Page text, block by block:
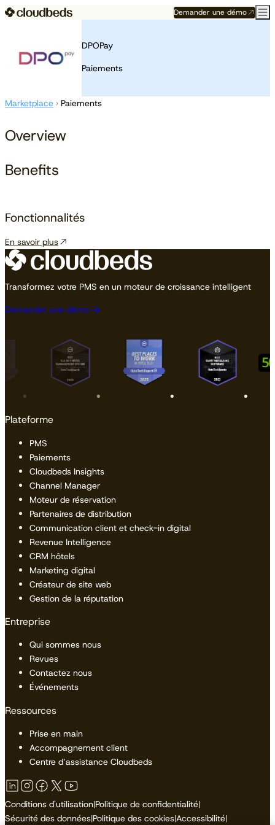
Demander une démo
DPOPay
Paiements
Marketplace › Paiements
Overview
Benefits
Fonctionnalités
En savoir plus
Transformez votre PMS en un moteur de croissance intelligent
Demander une démo
Plateforme
PMS
Paiements
Cloudbeds Insights
Channel Manager
Moteur de réservation
Partenaires de distribution
Communication client et check-in digital
Revenue Intelligence
CRM hôtels
Marketing digital
Créateur de site web
Gestion de la réputation
Entreprise
Qui sommes nous
Revues
Contactez nous
Événements
Ressources
Prise en main
Accompagnement client
Centre d’assistance Cloudbeds
Conditions d'utilisation|Politique de confidentialité|
Sécurité des données|Politique des cookies|Accessibilité|